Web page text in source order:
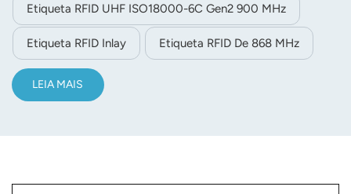
Etiqueta RFID UHF ISO18000-6C Gen2 900 MHz
Etiqueta RFID Inlay Etiqueta RFID De 868 MHz
LEIA MAIS